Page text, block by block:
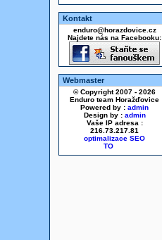
Kontakt
enduro@horazdovice.cz
Najdete nás na Facebooku:
Webmaster
© Copyright 2007 - 2026
Enduro team Horažďovice
Powered by : admin
Design by : admin
Vaše IP adresa :
216.73.217.81
optimalizace SEO